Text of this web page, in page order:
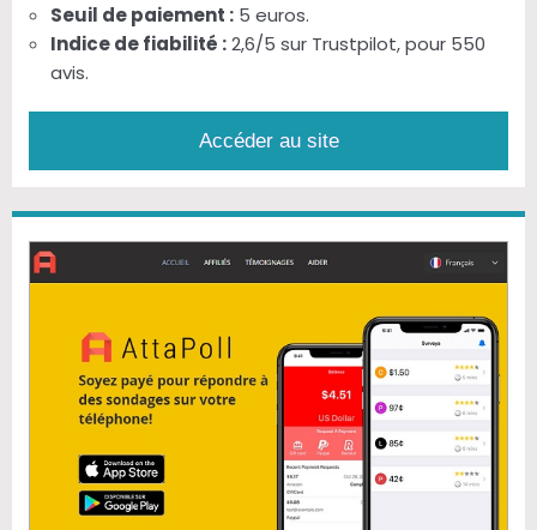
Seuil de paiement : 5 euros.
Indice de fiabilité :2,6/5 sur Trustpilot, pour 550
avis.
Accéder au site